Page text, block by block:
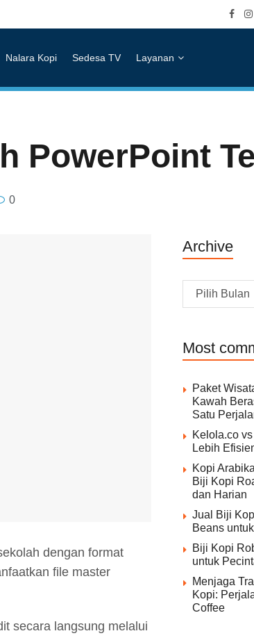
Nalara Kopi Sedesa TV Layanan
PowerPoint
0
dengan format
file master
secara langsung melalui
Archive
Archive
Most
Paket
Kawah
Satu
Kelola.co
Lebih
Kopi
Biji Kopi
dan Harian
Jual Biji
Beans
Biji Kopi
untuk
Menjaga
Kopi:
Coffee